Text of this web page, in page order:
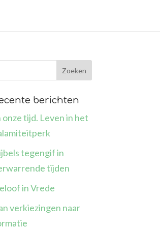
berichten
onze tijd. Leven in het
tegengif in
tijden
in Vrede
verkiezingen naar